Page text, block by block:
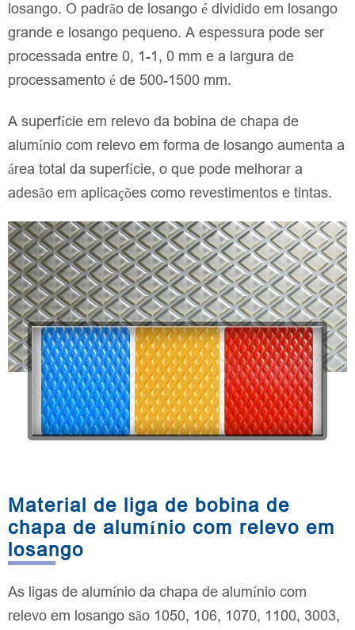
losango. O padrão de losango é dividido em losango
grande e losango pequeno. A espessura pode ser
processada entre 0, 1-1, 0 mm e a largura de
processamento é de 500-1500 mm.
A superfície em relevo da bobina de chapa de
alumínio com relevo em forma de losango aumenta a
área total da superfície, o que pode melhorar a
adesão em aplicações como revestimentos e tintas.
Material de liga de bobina de
chapa de alumínio com relevo em
losango
As ligas de alumínio da chapa de alumínio com
relevo em losango são 1050, 106, 1070, 1100, 3003,